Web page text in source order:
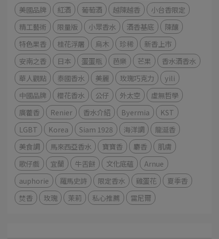
美國品牌
紅酒 葡萄酒 越陳越香
小台香限定
精工藝術
限量版 小眾香水 酒香基底
陳釀
特色果香
桂花浮屠 烏木 珍稀
新香上市
安南之香
日本 蛋蛋瓶 芭樂 芒果
香水酒香水
華人觀點
泰國香水 美麗 玫瑰巧克力
yili
中國品牌
櫻花香水 公仔 外太空
虛無哲學
廣藿香
Renier 香水介紹 Byermia
KST
LGBT
Korea Siam 1928 海洋調
龍涎香
美食調
馬來西亞香水 寶寶香 麝香
肌膚
歌仔戲
宜蘭 牛舌餅 文化底蘊
Arnue
auphorie
羅馬史詩 限定香水 雞蛋花
夏季香
焚香
玫瑰 茉莉 私心推薦 雷尼爾